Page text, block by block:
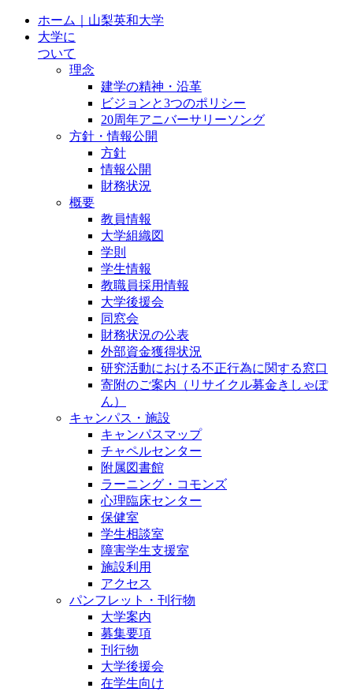
ホーム｜山梨英和大学
大学に
ついて
理念
建学の精神・沿革
ビジョンと3つのポリシー
20周年アニバーサリーソング
方針・情報公開
方針
情報公開
財務状況
概要
教員情報
大学組織図
学則
学生情報
教職員採用情報
大学後援会
同窓会
財務状況の公表
外部資金獲得状況
研究活動における不正行為に関する窓口
寄附のご案内（リサイクル募金きしゃぽ
ん）
キャンパス・施設
キャンパスマップ
チャペルセンター
附属図書館
ラーニング・コモンズ
心理臨床センター
保健室
学生相談室
障害学生支援室
施設利用
アクセス
パンフレット・刊行物
大学案内
募集要項
刊行物
大学後援会
在学生向け